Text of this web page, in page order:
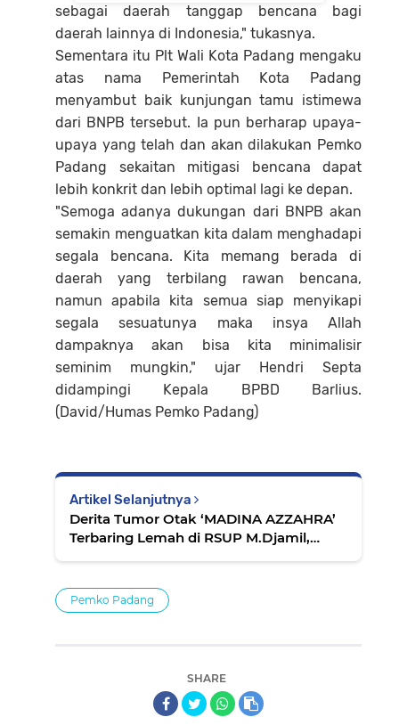
sebagai daerah tanggap bencana bagi
daerah lainnya di Indonesia," tukasnya.
Sementara itu Plt Wali Kota Padang mengaku
atas nama Pemerintah Kota Padang
menyambut baik kunjungan tamu istimewa
dari BNPB tersebut. Ia pun berharap upaya-
upaya yang telah dan akan dilakukan Pemko
Padang sekaitan mitigasi bencana dapat
lebih konkrit dan lebih optimal lagi ke depan.
"Semoga adanya dukungan dari BNPB akan
semakin menguatkan kita dalam menghadapi
segala bencana. Kita memang berada di
daerah yang terbilang rawan bencana,
namun apabila kita semua siap menyikapi
segala sesuatunya maka insya Allah
dampaknya akan bisa kita minimalisir
seminim mungkin," ujar Hendri Septa
didampingi Kepala BPBD Barlius.
(David/Humas Pemko Padang)
Artikel Selanjutnya
Derita Tumor Otak ‘MADINA AZZAHRA’
Terbaring Lemah di RSUP M.Djamil,
Pemko Padang
SHARE